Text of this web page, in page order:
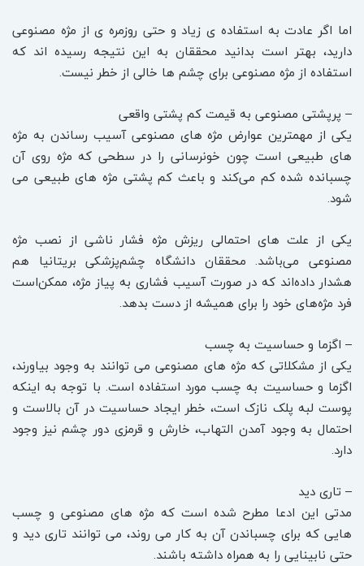
اما اگر عادت به استفاده ی زیاد و حتی روزمره ی از مژه مصنوعی
دارید، بهتر است بدانید محققان به این نتیجه رسیده اند که
استفاده از مژه مصنوعی برای چشم ها خالی از خطر نیست.
– پرپشتی مصنوعی به قیمت کم پشتی واقعی
یکی از مهمترین عوارض مژه های مصنوعی آسیب رساندن به مژه
های طبیعی است چون خونرسانی را در سطحی که مژه روی آن
چسبانده شده کم می‌کند و باعث کم پشتی مژه های طبیعی می
شود.
یکی از علت های احتمالی ریزش مژه فشار ناشی از نصب مژه
مصنوعی می‌باشد. محققان دانشگاه چشم‌پزشکی بریتانیا هم
هشدار داده‌اند که در صورت آسیب فشاری به پیاز مژه، ممکن‌است
فرد مژه‌های خود را برای همیشه از دست بدهد.
– اگزما و حساسیت به چسب
یکی از مشکلاتی که مژه های مصنوعی می توانند به وجود بیاورند،
اگزما و حساسیت به چسب مورد استفاده است. با توجه به اینکه
پوست لبه پلک نازک است، خطر ایجاد حساسیت در آن بالاست و
احتمال به وجود آمدن التهاب، خارش و قرمزی دور چشم نیز وجود
دارد.
– تاری دید
مدتی این ادعا مطرح شده است که مژه های مصنوعی و چسب
هایی که برای چسباندن آن به کار می روند، می توانند تاری دید و
حتی نابینایی را به همراه داشته باشند.